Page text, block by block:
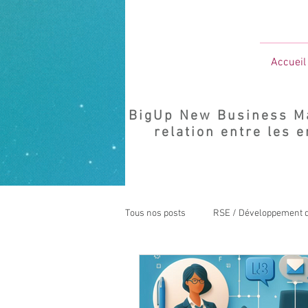
Accueil
BigUp New Business
relation entre les
Tous nos posts RSE / Développement